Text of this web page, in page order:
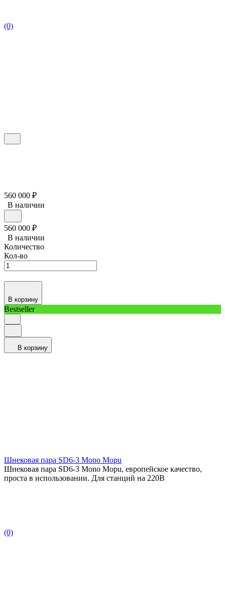
(0)
560 000 ₽
В наличии
560 000 ₽
В наличии
Количество
Кол-во
В корзину
Bestseller
В корзину
Шнековая пара SD6-3 Mono Mopu
Шнековая пара SD6-3 Mono Mopu, европейское качество,
проста в использовании. Для станций на 220В
(0)